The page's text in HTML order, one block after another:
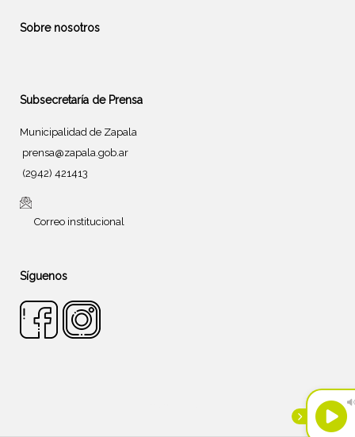
Sobre nosotros
Subsecretaría de Prensa
Municipalidad de Zapala
prensa@zapala.gob.ar
(2942) 421413
Correo institucional
Síguenos